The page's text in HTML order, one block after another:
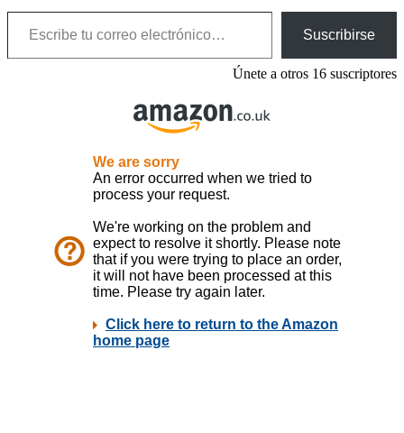
Escribe tu correo electrónico…
Suscribirse
Únete a otros 16 suscriptores